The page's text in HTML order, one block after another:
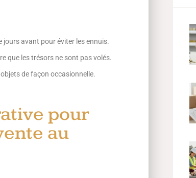
jours avant pour éviter les ennuis.
que les trésors ne sont pas volés.
de façon occasionnelle.
pour
au